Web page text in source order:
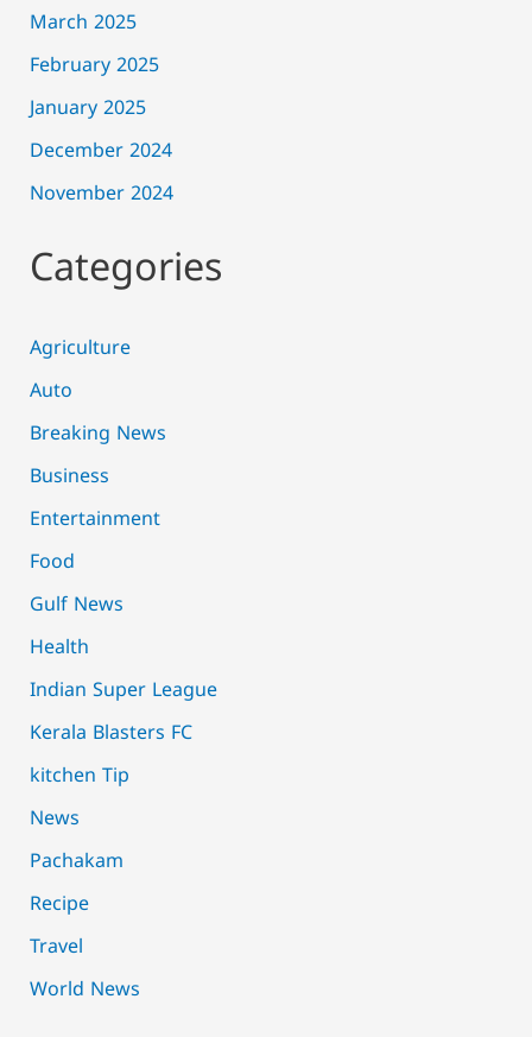
March 2025
February 2025
January 2025
December 2024
November 2024
Categories
Agriculture
Auto
Breaking News
Business
Entertainment
Food
Gulf News
Health
Indian Super League
Kerala Blasters FC
kitchen Tip
News
Pachakam
Recipe
Travel
World News